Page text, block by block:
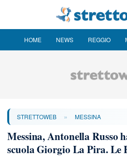
HOME NEWS REGGIO
STRETTOWEB » MESSINA
Messina, Antonella Russo
scuola Giorgio La Pira. Le